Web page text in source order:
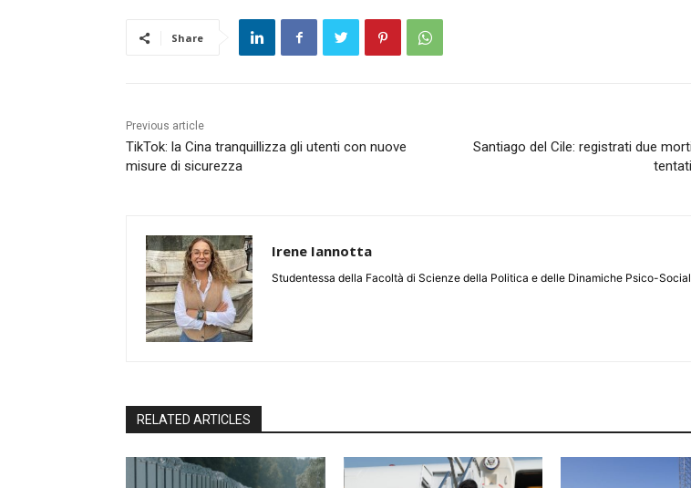
Share
Previous article
TikTok: la Cina tranquillizza gli utenti con nuove
misure di sicurezza
Santiago del Cile: registrati due
Irene Iannotta
Studentessa della Facoltà di Scienze della Politica e delle Dinamiche Psico-
RELATED ARTICLES